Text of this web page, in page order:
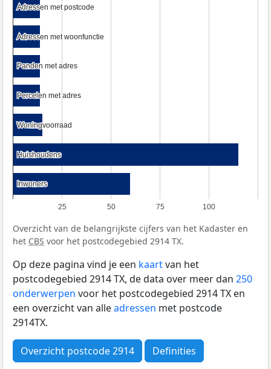
25 50 75 100
Adressen met postcode
Adressen met postcode
Adressen met woonfunctie
Adressen met woonfunctie
Panden met adres
Panden met adres
Percelen met adres
Percelen met adres
Woningvoorraad
Woningvoorraad
Huishoudens
Huishoudens
Inwoners
Inwoners
Overzicht van de belangrijkste cijfers van het Kadaster en
het CBS voor het postcodegebied 2914 TX.
Op deze pagina vind je een kaartvan het
postcodegebied 2914 TX, de data over meer dan 250
onderwerpen voor het postcodegebied 2914 TX en
een overzicht van alleadressen met postcode
2914TX.
Overzicht postcode 2914 Definities